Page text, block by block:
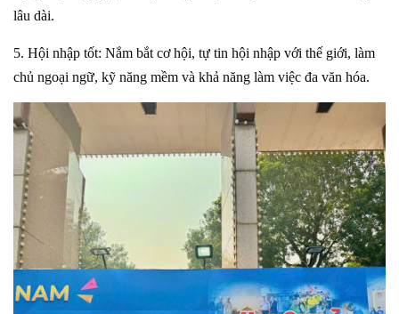
lâu dài.
5. Hội nhập tốt: Nắm bắt cơ hội, tự tin hội nhập với thế giới, làm
chủ ngoại ngữ, kỹ năng mềm và khả năng làm việc đa văn hóa.